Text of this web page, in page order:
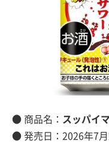
● 商品名： スッパイ
● 発売日：